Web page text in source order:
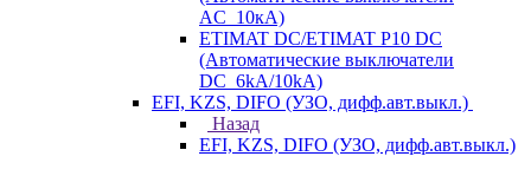
AC_10кА)
ETIMAT DC/ETIMAT P10 DC
(Автоматические выключатели
DC_6kA/10kA)
EFI, KZS, DIFO (УЗО, дифф.авт.выкл.)
Назад
EFI, KZS, DIFO (УЗО, дифф.авт.выкл.)